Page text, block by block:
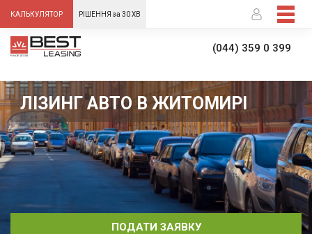
КАЛЬКУЛЯТОР РІШЕННЯ за 30 ХВ
(044) 359 0 399
ЛІЗИНГ АВТО В ЖИТОМИРІ
ПОДАТИ ЗАЯВКУ